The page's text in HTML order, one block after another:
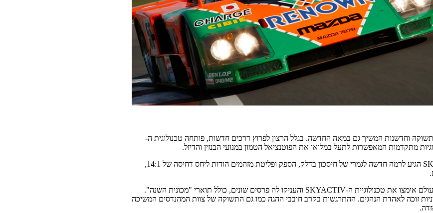
וחדשנות המשיך גם במאה החדשה. בגלל הרצון לפרוץ דרכים חדשות, פותחה טכנולוגית ה-
לדוגמה, מנוע הבנזין SKYACTIV-G הגיע לרמה חדשה לגמרי של חיסכון בדלק, הספק ופליטת מזהמים הודות ליחס דחיסה של 14:1,
כתבי רכב רבים ממדינות שונות בעולם אימצו את טכנולוגיית ה-SKYACTIV והעניקו לה פרסים שונים, כולל תוארי "מכונית השנה".
זוכה לאהדת הנהגים. ההתרגשות בקרב חובבי ההגה כמו גם התשוקה של צוות המהנדסים המשיכה